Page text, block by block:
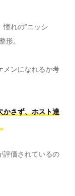
れの”ニッシ
形。
メンになれるか考
かさず、ホスト達
評価されているの